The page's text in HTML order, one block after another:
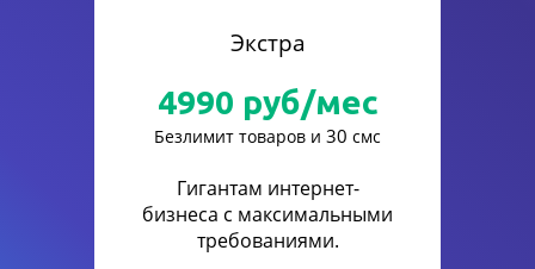
Экстра
4990 руб/мес
Безлимит товаров и 30 смс
Гигантам интернет-
бизнеса с максимальными
требованиями.